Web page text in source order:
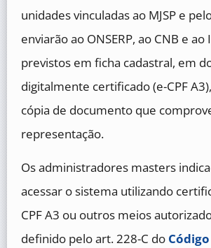
unidades vinculadas ao MJSP e
enviarão ao ONSERP, ao CNB e ao
previstos em ficha cadastral, em
digitalmente certificado (e-CPF
cópia de documento que
representação.
Os administradores masters
acessar o sistema utilizando
CPF A3 ou outros meios
definido pelo art. 228-C do